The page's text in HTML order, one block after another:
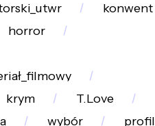
konwent
horror
krym
T.Love
wybór
profil